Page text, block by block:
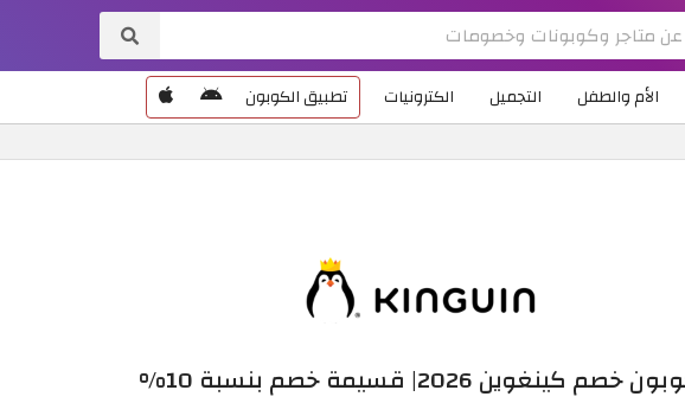
الأم والطفل التجميل الكترونيات تطبيق الكوبون
خصم كينغوين 2026| قسيمة خصم بنسبة 10%